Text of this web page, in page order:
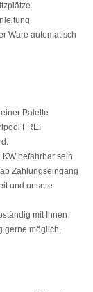
Ware automatisch
Palette
FREI
befahrbar sein
ab Zahlungseingang
und unsere
mit Ihnen
gerne möglich,